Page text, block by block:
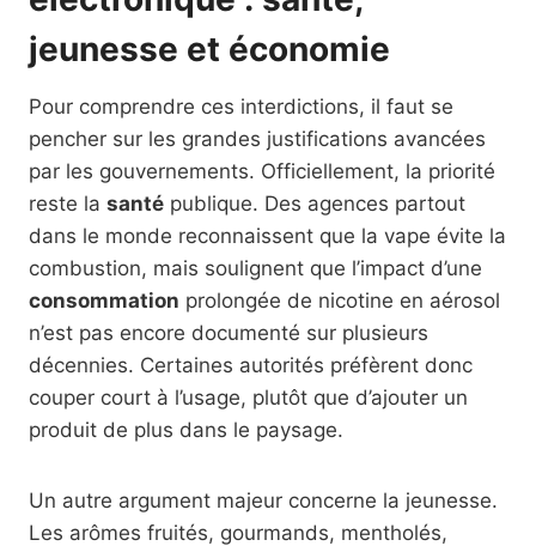
jeunesse et économie
Pour comprendre ces interdictions, il faut se
pencher sur les grandes justifications avancées
par les gouvernements. Officiellement, la priorité
reste la santé publique. Des agences partout
dans le monde reconnaissent que la vape évite la
combustion, mais soulignent que l’impact d’une
consommation prolongée de nicotine en aérosol
n’est pas encore documenté sur plusieurs
décennies. Certaines autorités préfèrent donc
couper court à l’usage, plutôt que d’ajouter un
produit de plus dans le paysage.
Un autre argument majeur concerne la jeunesse.
Les arômes fruités, gourmands, mentholés,